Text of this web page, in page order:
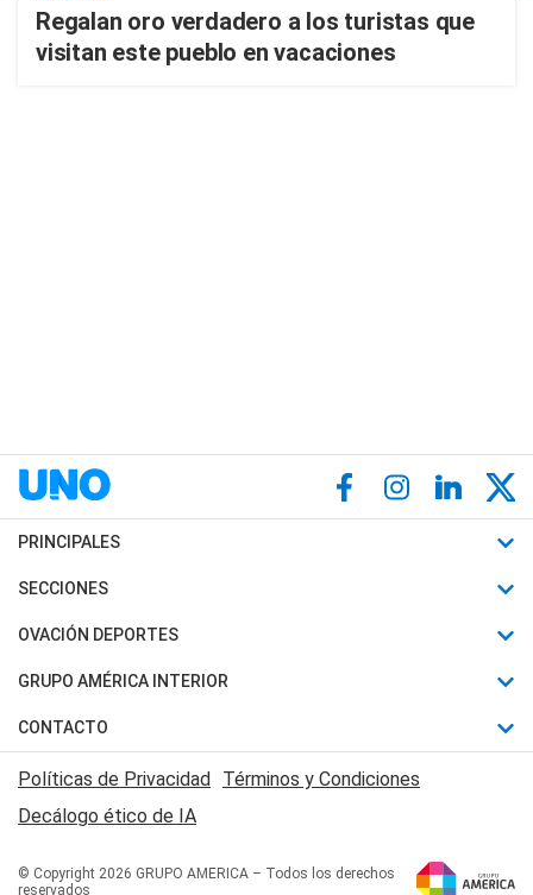
Regalan oro verdadero a los turistas que
visitan este pueblo en vacaciones
PRINCIPALES
Últimas Noticias
Política
Judiciales
Economia
SECCIONES
Horóscopo
Motores
Trucos caseros
Series y Películas
Edictos y Solicitadas
OVACIÓN DEPORTES
Fútbol
Mundial
Automovilismo
Rugby
Básquet
GRUPO AMÉRICA INTERIOR
Canal 7 en Vivo
San Juan 8
CONTACTO
Acerca de Nosotros
Contactanos
Políticas de Privacidad Términos y Condiciones
Decálogo ético de IA
© Copyright 2026 GRUPO AMERICA – Todos los derechos
reservados